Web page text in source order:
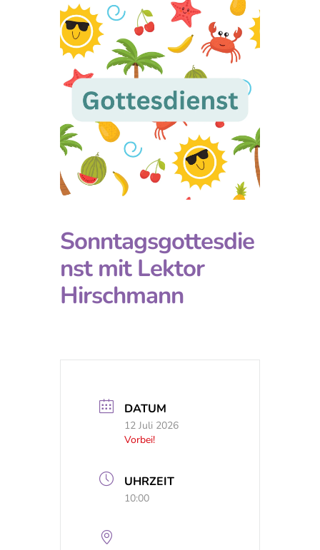
Sonntagsgottesdie
nst mit Lektor
Hirschmann
DATUM
12 Juli 2026
Vorbei!
UHRZEIT
10:00